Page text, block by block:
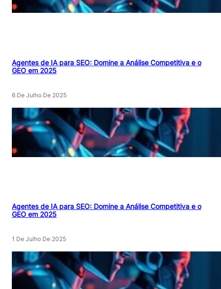
Agentes de IA para SEO: Domine a Análise Competitiva e o
GEO em 2025
6 De Julho De 2025
Agentes de IA para SEO: Domine a Análise Competitiva e o
GEO em 2025
1 De Julho De 2025